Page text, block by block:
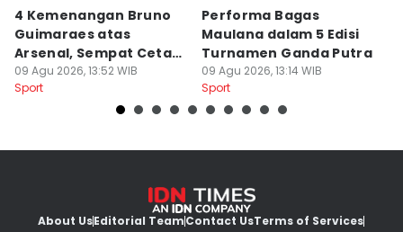
4 Kemenangan Bruno
Guimaraes atas
Arsenal, Sempat Cetak 1
Gol
09 Agu 2026, 13:52 WIB
Sport
Performa Bagas
Maulana dalam 5 Edisi
Turnamen Ganda Putra
09 Agu 2026, 13:14 WIB
Sport
About UsEditorial TeamContact UsTerms of Services